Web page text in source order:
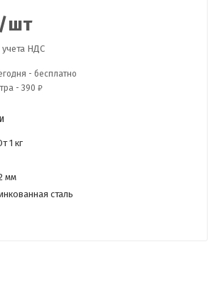
/шт
учета НДС
- бесплатно
- 390 ₽
1 кг
мм
сталь